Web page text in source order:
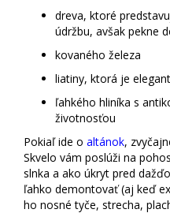
dreva, ktoré
údržbu, avšak pekne
kovaného železa
liatiny, ktorá je
ľahkého hliníka s
životnosťou
Pokiaľ ide o altánok,
Skvelo vám poslúži na
slnka a ako úkryt pred
ľahko demontovať (aj keď
ho nosné tyče, strecha,